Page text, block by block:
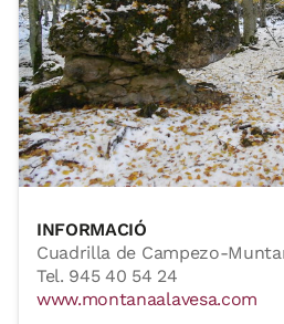
INFORMACIÓ
Cuadrilla de Campezo-
Tel. 945 40 54 24
www.montanaalavesa.com